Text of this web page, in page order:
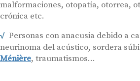
malformaciones, otopatía, otorrea,
crónica etc.
Personas con anacusia debido a
neurinoma del acústico, sordera
Ménière, traumatismos…